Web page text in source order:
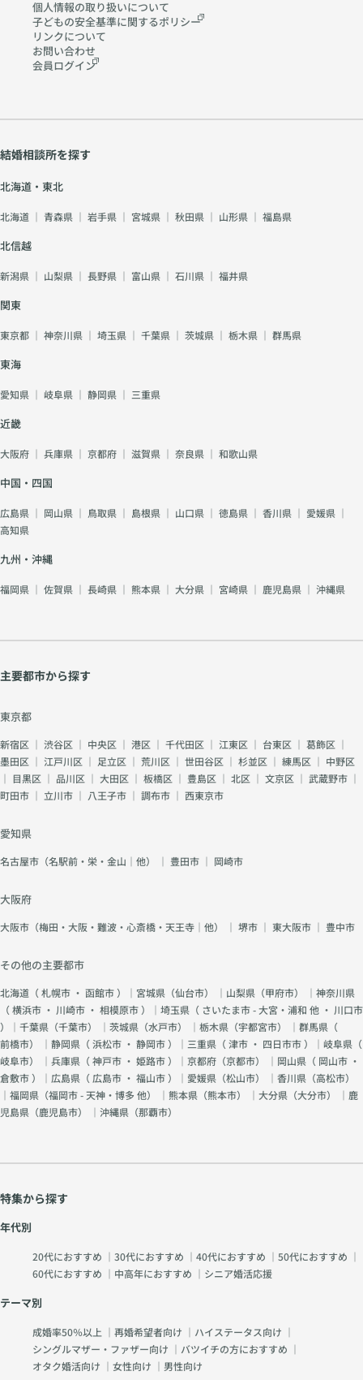
個人情報の取り扱いについて
子どもの安全基準に関するポリシー
リンクについて
お問い合わせ
会員ログイン
結婚相談所を探す
北海道・東北
北海道 ｜ 青森県 ｜ 岩手県 ｜ 宮城県 ｜ 秋田県 ｜ 山形県 ｜ 福島県
北信越
新潟県 ｜ 山梨県 ｜ 長野県 ｜ 富山県 ｜ 石川県 ｜ 福井県
関東
東京都 ｜ 神奈川県 ｜ 埼玉県 ｜ 千葉県 ｜ 茨城県 ｜ 栃木県 ｜ 群馬県
東海
愛知県 ｜ 岐阜県 ｜ 静岡県 ｜ 三重県
近畿
大阪府 ｜ 兵庫県 ｜ 京都府 ｜ 滋賀県 ｜ 奈良県 ｜ 和歌山県
中国・四国
広島県 ｜ 岡山県 ｜ 鳥取県 ｜ 島根県 ｜ 山口県 ｜ 徳島県 ｜ 香川県 ｜ 愛媛県 ｜
高知県
九州・沖縄
福岡県 ｜ 佐賀県 ｜ 長崎県 ｜ 熊本県 ｜ 大分県 ｜ 宮崎県 ｜ 鹿児島県 ｜ 沖縄県
主要都市から探す
東京都
新宿区 ｜ 渋谷区 ｜ 中央区 ｜ 港区 ｜ 千代田区 ｜ 江東区 ｜ 台東区 ｜ 葛飾区 ｜
墨田区 ｜ 江戸川区 ｜ 足立区 ｜ 荒川区 ｜ 世田谷区 ｜ 杉並区 ｜ 練馬区 ｜ 中野区
｜ 目黒区 ｜ 品川区 ｜ 大田区 ｜ 板橋区 ｜ 豊島区 ｜ 北区 ｜ 文京区 ｜ 武蔵野市 ｜
町田市 ｜ 立川市 ｜ 八王子市 ｜ 調布市 ｜ 西東京市
愛知県
名古屋市（名駅前・栄・金山｜他） ｜ 豊田市 ｜ 岡崎市
大阪府
大阪市（梅田・大阪・難波・心斎橋・天王寺｜他） ｜ 堺市 ｜ 東大阪市 ｜ 豊中市
その他の主要都市
北海道（札幌市 ・ 函館市）｜宮城県（仙台市） ｜山梨県（甲府市） ｜神奈川県
（横浜市 ・ 川崎市 ・ 相模原市）｜埼玉県（ さいたま市 - 大宮・浦和 他 ・ 川口市
）｜千葉県（千葉市） ｜茨城県（水戸市） ｜栃木県（宇都宮市） ｜群馬県（
前橋市） ｜静岡県（浜松市 ・ 静岡市）｜三重県（津市 ・ 四日市市）｜岐阜県（
岐阜市） ｜兵庫県（神戸市 ・ 姫路市）｜京都府（京都市） ｜岡山県（ 岡山市 ・
倉敷市）｜広島県（ 広島市 ・ 福山市）｜愛媛県（松山市） ｜香川県（高松市）
｜福岡県（福岡市 - 天神・博多 他） ｜熊本県（熊本市） ｜大分県（大分市） ｜鹿
児島県（鹿児島市） ｜沖縄県（那覇市）
特集から探す
年代別
20代におすすめ ｜ 30代におすすめ ｜ 40代におすすめ ｜ 50代におすすめ ｜
60代におすすめ ｜ 中高年におすすめ ｜ シニア婚活応援
テーマ別
成婚率50％以上 ｜ 再婚希望者向け ｜ ハイステータス向け ｜
シングルマザー・ファザー向け ｜ バツイチの方におすすめ ｜
オタク婚活向け ｜ 女性向け ｜ 男性向け